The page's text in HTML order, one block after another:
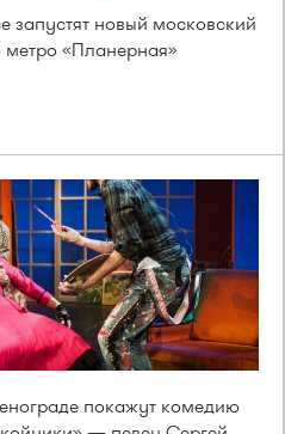
новый московский
метро «Планерная»
покажут комедию